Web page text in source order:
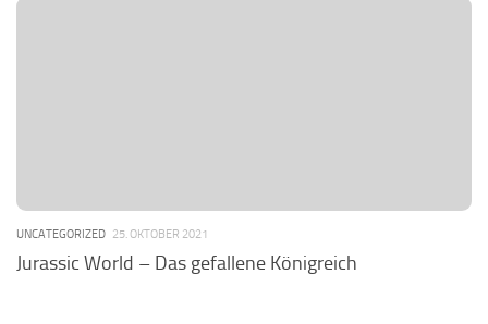
UNCATEGORIZED 25. OKTOBER 2021
Jurassic World – Das gefallene Königreich